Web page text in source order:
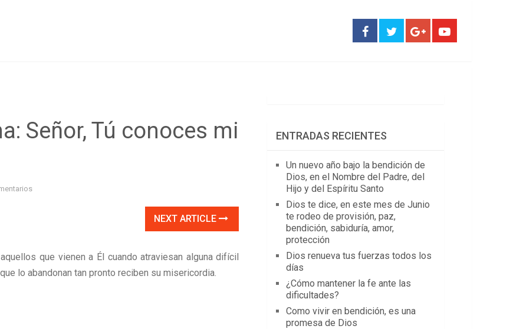
Señor, Tú conoces mi
NEXT ARTICLE
que vienen a Él cuando atraviesan alguna difícil
lo abandonan tan pronto reciben su misericordia.
ENTRADAS RECIENTES
Un nuevo año bajo la bendición de
Dios, en el Nombre del Padre, del
Hijo y del Espíritu Santo
Dios te dice, en este mes de Junio
te rodeo de provisión, paz,
bendición, sabiduría, amor,
protección
Dios renueva tus fuerzas todos los
días
¿Cómo mantener la fe ante las
dificultades?
Como vivir en bendición, es una
promesa de Dios